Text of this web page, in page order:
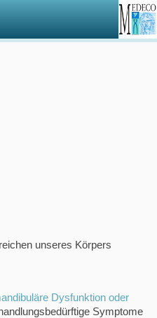
unseres Körpers
Dysfunktion oder
Symptome